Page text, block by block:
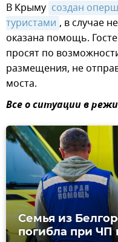
В Крыму создан
туристами , в случае
оказана помощь.
просят по
размещения, не
моста.
Все о ситуации в
Семья из
погибла при